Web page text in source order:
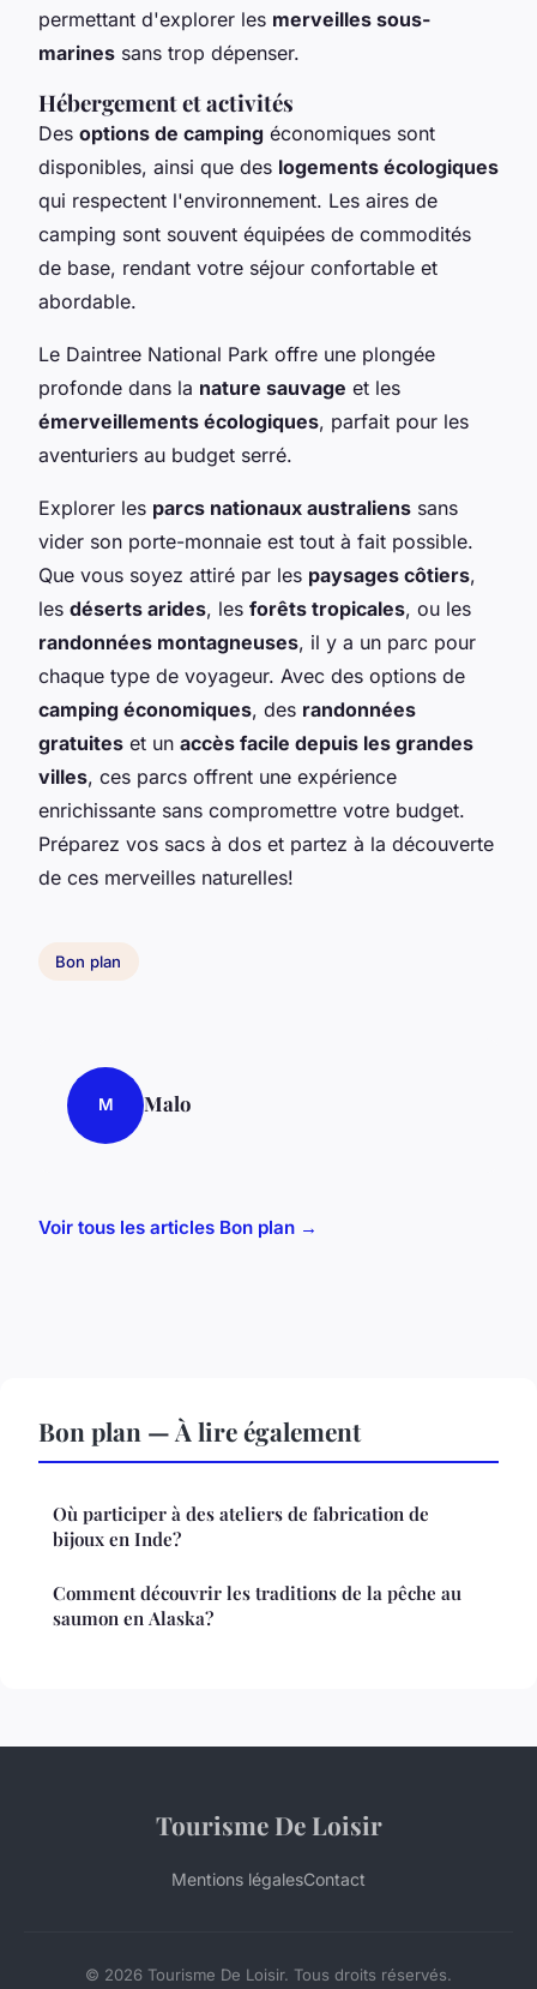
permettant d'explorer les merveilles sous-
marines sans trop dépenser.
Hébergement et activités
Des options de camping économiques sont
disponibles, ainsi que des logements écologiques
qui respectent l'environnement. Les aires de
camping sont souvent équipées de commodités
de base, rendant votre séjour confortable et
abordable.
Le Daintree National Park offre une plongée
profonde dans la nature sauvage et les
émerveillements écologiques, parfait pour les
aventuriers au budget serré.
Explorer les parcs nationaux australiens sans
vider son porte-monnaie est tout à fait possible.
Que vous soyez attiré par les paysages côtiers,
les déserts arides, les forêts tropicales, ou les
randonnées montagneuses, il y a un parc pour
chaque type de voyageur. Avec des options de
camping économiques, des randonnées
gratuites et un accès facile depuis les grandes
villes, ces parcs offrent une expérience
enrichissante sans compromettre votre budget.
Préparez vos sacs à dos et partez à la découverte
de ces merveilles naturelles!
Bon plan
M Malo
Voir tous les articles Bon plan →
Bon plan — À lire également
Où participer à des ateliers de fabrication de
bijoux en Inde?
Comment découvrir les traditions de la pêche au
saumon en Alaska?
Tourisme De Loisir
Mentions légalesContact
© 2026 Tourisme De Loisir. Tous droits réservés.